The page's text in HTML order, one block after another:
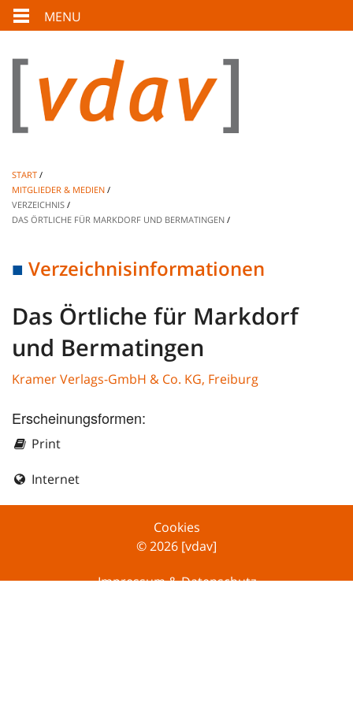
MENU
START
MITGLIEDER & MEDIEN
VERZEICHNIS
DAS ÖRTLICHE FÜR MARKDORF UND BERMATINGEN
Verzeichnisinformationen
Das Örtliche für Markdorf
und Bermatingen
Kramer Verlags-GmbH & Co. KG, Freiburg
Erscheinungsformen:
Print
Internet
Cookies
© 2026 [vdav]
Impressum & Datenschutz